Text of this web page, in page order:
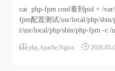
cat php-fpm.conf看到pid = /
fpm配置测试/usr/local/php/
t/usr/local/php/sbin/php-fpm -c /
 php, Apache, Nginx  2020-05-